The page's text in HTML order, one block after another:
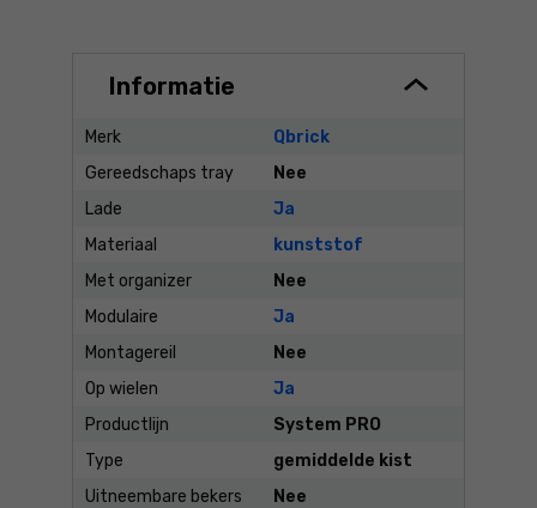
Informatie
Merk
Qbrick
Gereedschaps tray
Nee
Lade
Ja
Materiaal
kunststof
Met organizer
Nee
Modulaire
Ja
Montagereil
Nee
Op wielen
Ja
Productlijn
System PRO
Type
gemiddelde kist
Uitneembare bekers
Nee